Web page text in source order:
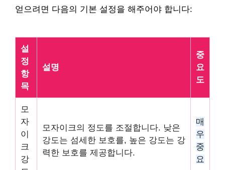
얻으려면 다음의 기본 설정을 해주어야 합니다:
설
정
항
목
설명
중
요
도
모
자
이
크
강
모자이크의 정도를 조절합니다. 낮은
강도는 섬세한 보호를, 높은 강도는 강
력한 보호를 제공합니다.
매
우
중
요